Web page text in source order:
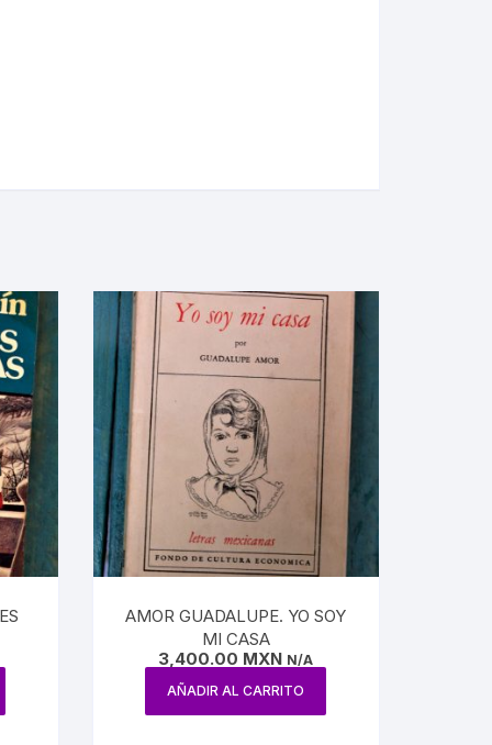
AMOR GUADALUPE. YO SOY
MI CASA
3,400.00 MXN N/A
AÑADIR AL CARRITO